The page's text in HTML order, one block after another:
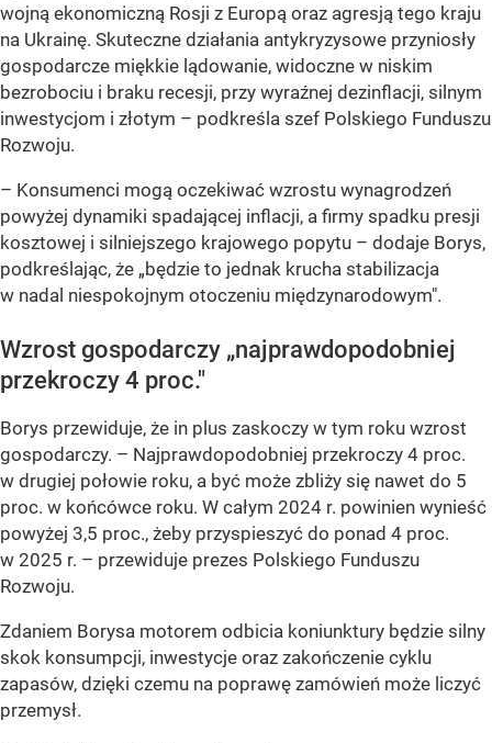
wojną ekonomiczną Rosji z Europą oraz agresją tego kraju
na Ukrainę. Skuteczne działania antykryzysowe przyniosły
gospodarcze miękkie lądowanie, widoczne w niskim
bezrobociu i braku recesji, przy wyraźnej dezinflacji, silnym
inwestycjom i złotym – podkreśla szef Polskiego Funduszu
Rozwoju.
– Konsumenci mogą oczekiwać wzrostu wynagrodzeń
powyżej dynamiki spadającej inflacji, a firmy spadku presji
kosztowej i silniejszego krajowego popytu – dodaje Borys,
podkreślając, że „będzie to jednak krucha stabilizacja
w nadal niespokojnym otoczeniu międzynarodowym".
Wzrost gospodarczy „najprawdopodobniej
przekroczy 4 proc."
Borys przewiduje, że in plus zaskoczy w tym roku wzrost
gospodarczy. – Najprawdopodobniej przekroczy 4 proc.
w drugiej połowie roku, a być może zbliży się nawet do 5
proc. w końcówce roku. W całym 2024 r. powinien wynieść
powyżej 3,5 proc., żeby przyspieszyć do ponad 4 proc.
w 2025 r. – przewiduje prezes Polskiego Funduszu
Rozwoju.
Zdaniem Borysa motorem odbicia koniunktury będzie silny
skok konsumpcji, inwestycje oraz zakończenie cyklu
zapasów, dzięki czemu na poprawę zamówień może liczyć
przemysł.